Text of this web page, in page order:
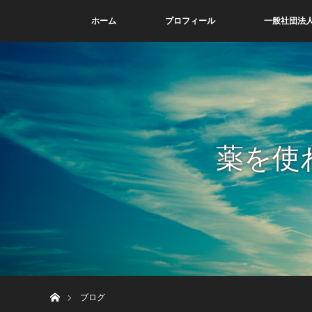
ホーム プロフィール 一般社団法
薬を使
ブログ